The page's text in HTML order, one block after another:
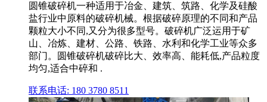
圆锥破碎机一种适用于冶金、建筑、筑路、化学及硅酸
盐行业中原料的破碎机械。根据破碎原理的不同和产品
颗粒大小不同,又分为很多型号。破碎机广泛运用于矿
山、冶炼、建材、公路、铁路、水利和化学工业等众多
部门。圆锥破碎机破碎比大、效率高、能耗低,产品粒度
均匀,适合中碎和 .
联系电话: 180 3780 8511